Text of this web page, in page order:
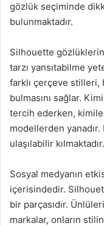
gözlük seçiminde
bulunmaktadır.
Silhouette
tarzı yansıtabilme
farklı çerçeve stilleri,
bulmasını sağlar.
tercih ederken,
modellerden
ulaşılabilir kılmaktadır.
Sosyal medyanın
içerisindedir.
bir parçasıdır.
markalar, onların